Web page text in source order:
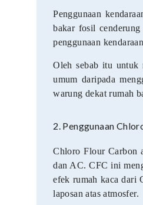
Penggunaan
bakar fosil
penggunaan
Oleh sebab itu untuk
umum daripada
warung dekat rumah
2. Penggunaan
Chloro Flour Carbon
dan AC. CFC ini
efek rumah kaca dari
laposan atas atmosfer.